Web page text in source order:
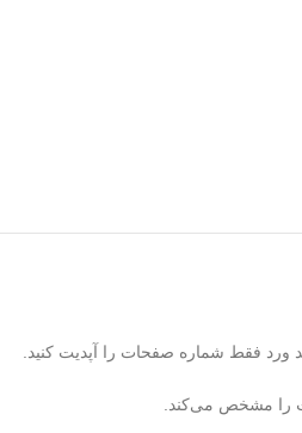
را مشخص می‌کند.